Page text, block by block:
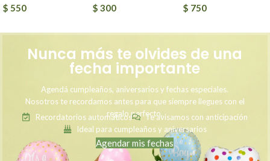
$ 550 $ 300 $ 750
Nunca más te olvides de una
fecha importante
Agendá cumpleaños, aniversarios y fechas especiales.
Nosotros te recordamos antes para que siempre llegues con el
regalo perfecto.
Recordatorios automáticos
Te avisamos con anticipación
Ideal para cumpleaños y aniversarios
Agendar mis fechas